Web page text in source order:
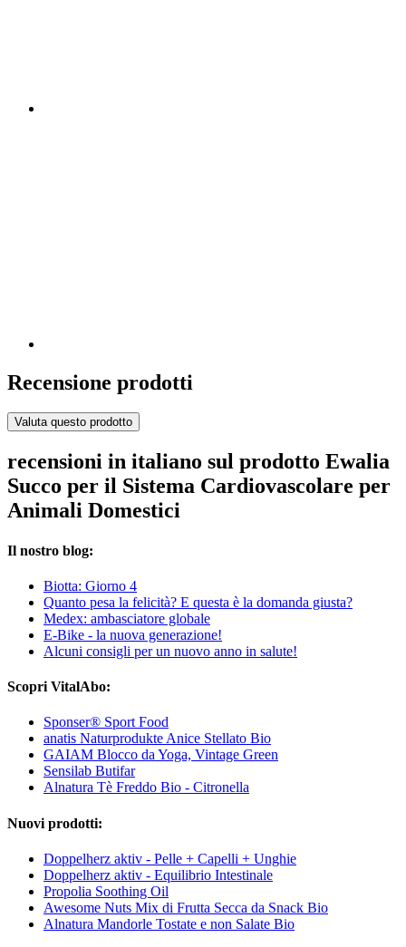
Recensione prodotti
Valuta questo prodotto
recensioni in italiano sul prodotto Ewalia
Succo per il Sistema Cardiovascolare per
Animali Domestici
Il nostro blog:
Biotta: Giorno 4
Quanto pesa la felicità? E questa è la domanda giusta?
Medex: ambasciatore globale
E-Bike - la nuova generazione!
Alcuni consigli per un nuovo anno in salute!
Scopri VitalAbo:
Sponser® Sport Food
anatis Naturprodukte Anice Stellato Bio
GAIAM Blocco da Yoga, Vintage Green
Sensilab Butifar
Alnatura Tè Freddo Bio - Citronella
Nuovi prodotti:
Doppelherz aktiv - Pelle + Capelli + Unghie
Doppelherz aktiv - Equilibrio Intestinale
Propolia Soothing Oil
Awesome Nuts Mix di Frutta Secca da Snack Bio
Alnatura Mandorle Tostate e non Salate Bio